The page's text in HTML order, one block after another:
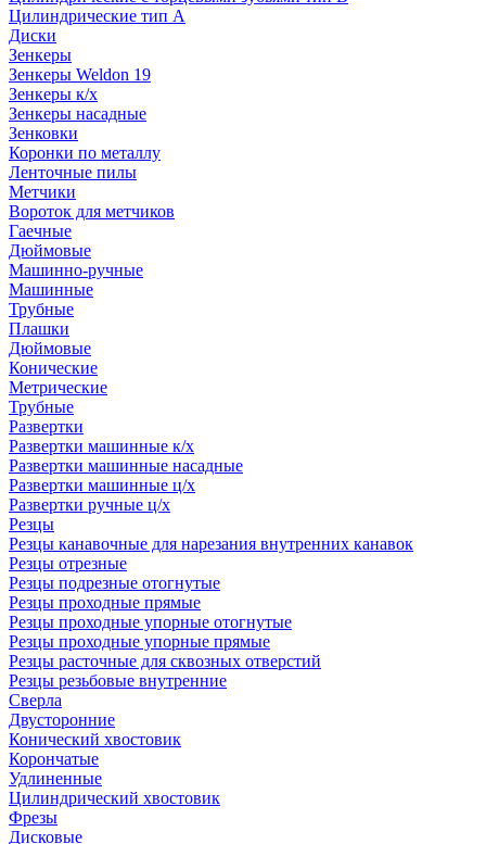
Цилиндрические тип А
Диски
Зенкеры
Зенкеры Weldon 19
Зенкеры к/х
Зенкеры насадные
Зенковки
Коронки по металлу
Ленточные пилы
Метчики
Вороток для метчиков
Гаечные
Дюймовые
Машинно-ручные
Машинные
Трубные
Плашки
Дюймовые
Конические
Метрические
Трубные
Развертки
Развертки машинные к/х
Развертки машинные насадные
Развертки машинные ц/х
Развертки ручные ц/х
Резцы
Резцы канавочные для нарезания внутренних канавок
Резцы отрезные
Резцы подрезные отогнутые
Резцы проходные прямые
Резцы проходные упорные отогнутые
Резцы проходные упорные прямые
Резцы расточные для сквозных отверстий
Резцы резьбовые внутренние
Сверла
Двусторонние
Конический хвостовик
Корончатые
Удлиненные
Цилиндрический хвостовик
Фрезы
Дисковые